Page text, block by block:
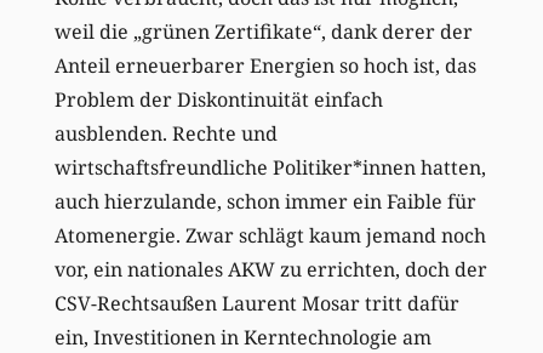
weil die „grünen Zertifikate“, dank derer der
Anteil erneuerbarer Energien so hoch ist, das
Problem der Diskontinuität einfach
ausblenden. Rechte und
wirtschaftsfreundliche Politiker*innen hatten,
auch hierzulande, schon immer ein Faible für
Atomenergie. Zwar schlägt kaum jemand noch
vor, ein nationales AKW zu errichten, doch der
CSV-Rechtsaußen Laurent Mosar tritt dafür
ein, Investitionen in Kerntechnologie am